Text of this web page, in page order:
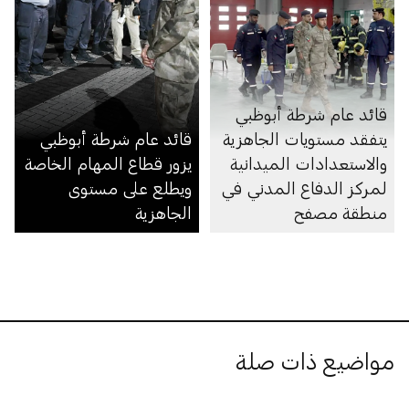
قائد عام شرطة أبوظبي
يتفقد مستويات الجاهزية
والاستعدادات الميدانية
لمركز الدفاع المدني في
منطقة مصفح
قائد عام شرطة أبوظبي
يزور قطاع المهام الخاصة
ويطلع على مستوى
الجاهزية
مواضيع ذات صلة